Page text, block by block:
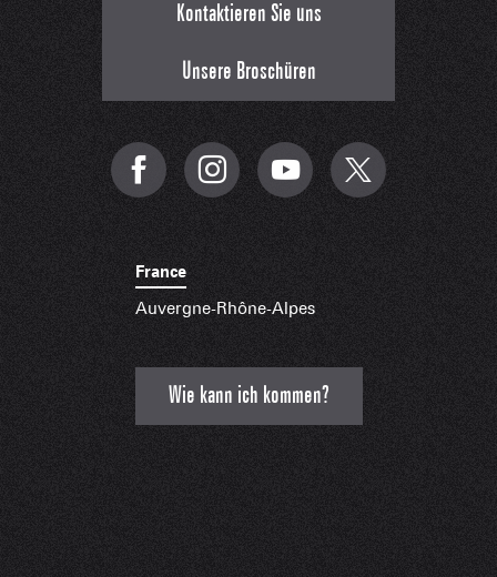
Kontaktieren Sie uns
Unsere Broschüren
France
Auvergne-Rhône-Alpes
Wie kann ich kommen?